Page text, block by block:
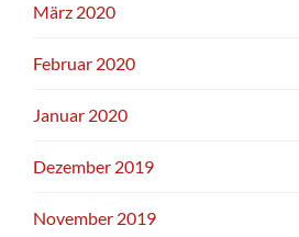
März 2020
Februar 2020
Januar 2020
Dezember 2019
November 2019